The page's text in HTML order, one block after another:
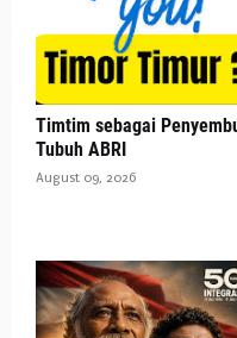
Timtim sebagai
Tubuh ABRI
August 09, 2026